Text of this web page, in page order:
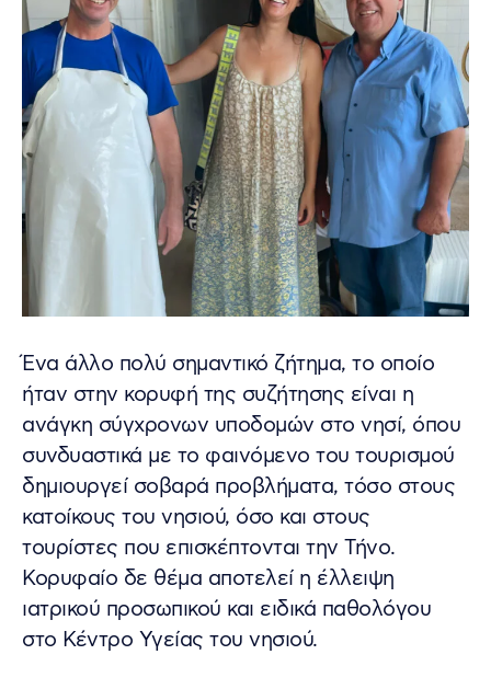
Ένα άλλο πολύ σημαντικό ζήτημα, το οποίο
ήταν στην κορυφή της συζήτησης είναι η
ανάγκη σύγχρονων υποδομών στο νησί, όπου
συνδυαστικά με το φαινόμενο του τουρισμού
δημιουργεί σοβαρά προβλήματα, τόσο στους
κατοίκους του νησιού, όσο και στους
τουρίστες που επισκέπτονται την Τήνο.
Κορυφαίο δε θέμα αποτελεί η έλλειψη
ιατρικού προσωπικού και ειδικά παθολόγου
στο Κέντρο Υγείας του νησιού.